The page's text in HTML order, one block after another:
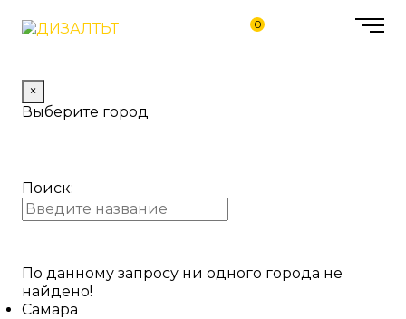
0
×
Выберите город
Поиск:
По данному запросу ни одного города не
найдено!
Самара